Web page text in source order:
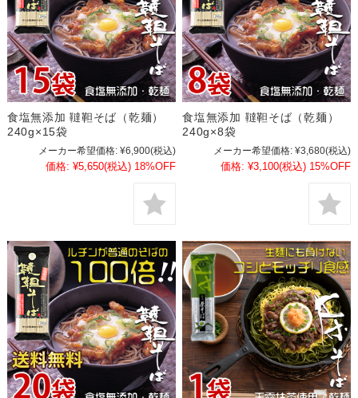
食塩無添加 韃靼そば（乾麺）
240g×15袋
メーカー希望価格: ¥6,900(税込)
価格: ¥5,650(税込) 18%OFF
食塩無添加 韃靼そば（乾麺）
240g×8袋
メーカー希望価格: ¥3,680(税込)
価格: ¥3,100(税込) 15%OFF